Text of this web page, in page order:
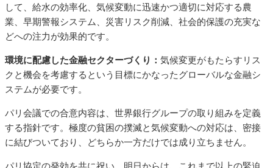
して、給水の効率化、気候変動に迅速かつ適切に対応する農
業、早期警報システム、災害リスク削減、社会的保護の充実な
どへの注力が効果的です。
環境に配慮した金融セクターづくり： 気候変更がもたらすリス
クと機会を考慮するという目標にかなったグローバルな金融シ
ステムが必要です。
パリ会議での合意内容は、世界銀行グループの取り組みを定義
する指針です。極度の貧困の撲滅と気候変動への対応は、密接
に結びついており、どちらか一方だけでは成り立ちません。
パリ協定の発効を共に祝い、明日からは、これまで以上の緊迫